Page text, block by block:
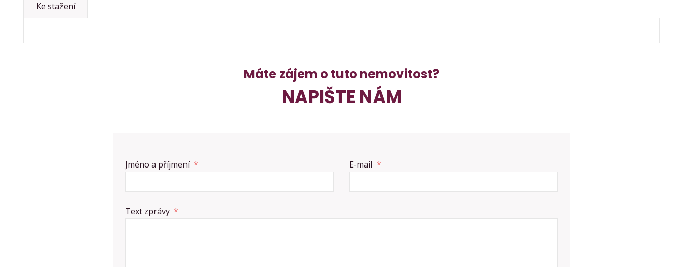
Ke stažení
Máte zájem o tuto nemovitost?
NAPIŠTE NÁM
Jméno a příjmení * E-mail *
Text zprávy *